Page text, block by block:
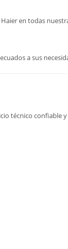
en todas
a sus
técnico confiable